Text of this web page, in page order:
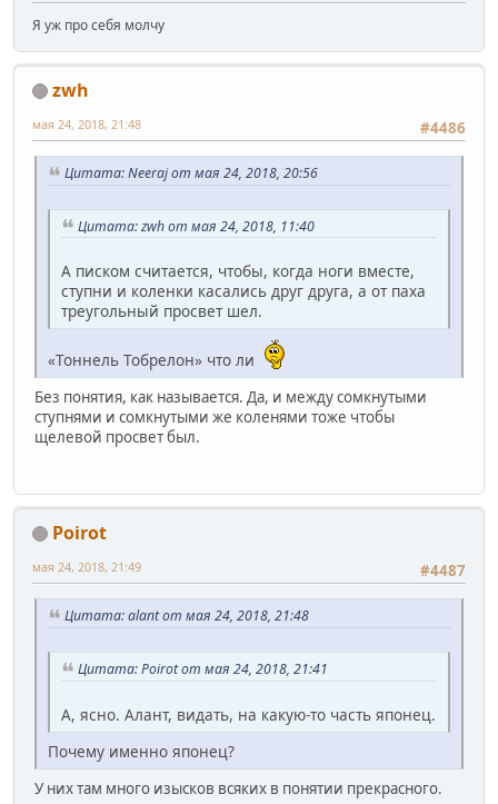
Я уж про себя молчу
zwh
#4486
мая 24, 2018, 21:48
Цитата: Neeraj от мая 24, 2018, 20:56
Цитата: zwh от мая 24, 2018, 11:40
А писком считается, чтобы, когда ноги вместе,
ступни и коленки касались друг друга, а от паха
треугольный просвет шел.
«Тоннель Тобрелон» что ли
Без понятия, как называется. Да, и между сомкнутыми
ступнями и сомкнутыми же коленями тоже чтобы
щелевой просвет был.
Poirot
#4487
мая 24, 2018, 21:49
Цитата: alant от мая 24, 2018, 21:48
Цитата: Poirot от мая 24, 2018, 21:41
А, ясно. Алант, видать, на какую-то часть японец.
Почему именно японец?
У них там много изысков всяких в понятии прекрасного.